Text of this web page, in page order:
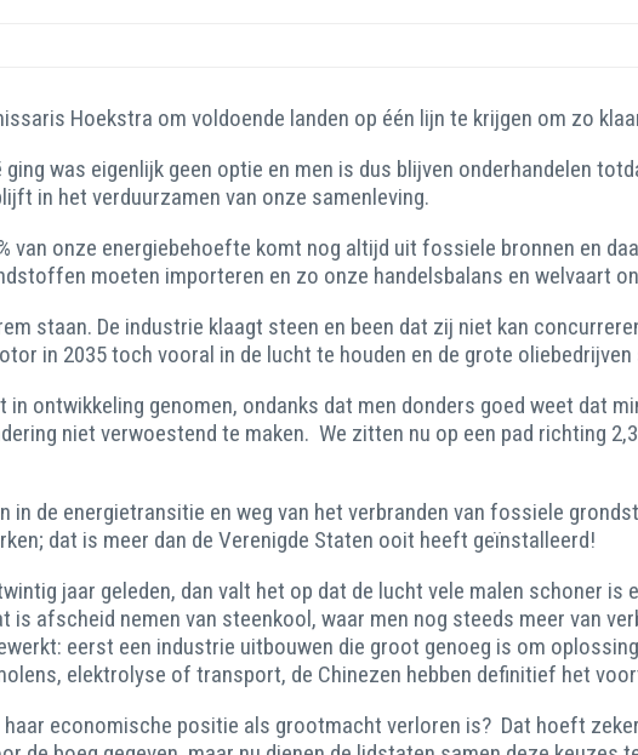
Hoekstra om voldoende landen op één lijn te krijgen om zo klaar
was eigenlijk geen optie en men is dus blijven onderhandelen
in het verduurzamen van onze samenleving.
van onze energiebehoefte komt nog altijd uit fossiele bronnen en
moeten importeren en zo onze handelsbalans en welvaart
staan. De industrie klaagt steen en been dat zij niet kan
in 2035 toch vooral in de lucht te houden en de grote oliebedrijven
ontwikkeling genomen, ondanks dat men donders goed weet dat
niet verwoestend te maken. We zitten nu op een pad richting
in de energietransitie en weg van het verbranden van fossiele
dat is meer dan de Verenigde Staten ooit heeft geïnstalleerd!
jaar geleden, dan valt het op dat de lucht vele malen schoner is
is afscheid nemen van steenkool, waar men nog steeds meer van
eerst een industrie uitbouwen die groot genoeg is om
elektrolyse of transport, de Chinezen hebben definitief het
economische positie als grootmacht verloren is? Dat hoeft zeker